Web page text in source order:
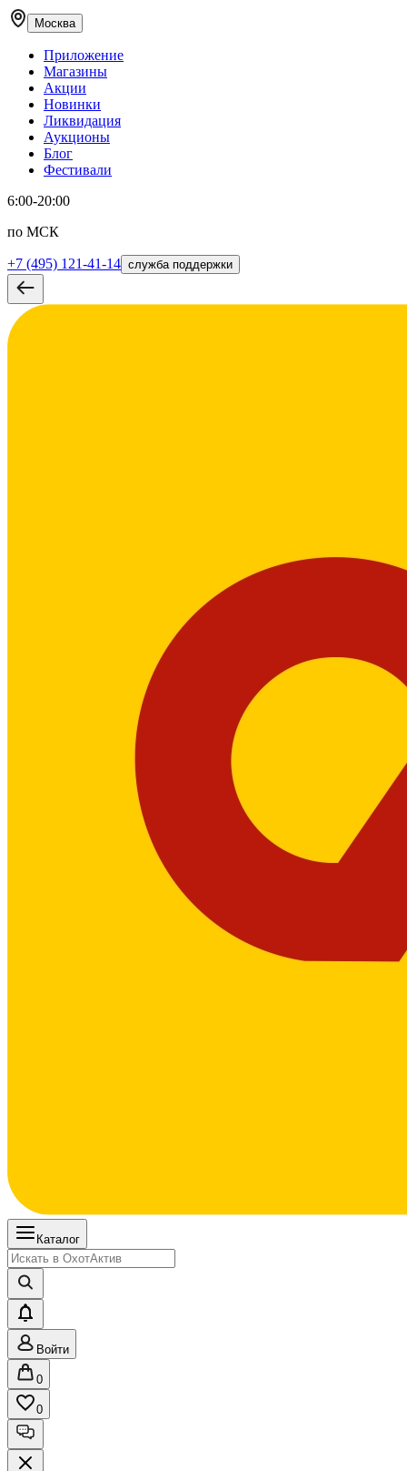
Москва
Приложение
Магазины
Акции
Новинки
Ликвидация
Аукционы
Блог
Фестивали
6:00-20:00
по МСК
+7 (495) 121-41-14 служба поддержки
Каталог
Войти
0
0